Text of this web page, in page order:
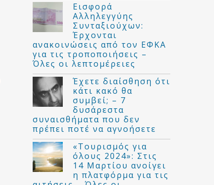
Εισφορά
Αλληλεγγύης
Συνταξιούχων:
Έρχονται
ανακοινώσεις από τον ΕΦΚΑ
για τις τροποποιήσεις –
Όλες οι λεπτομέρειες
Έχετε διαίσθηση ότι
κάτι κακό θα
συμβεί; – 7
δυσάρεστα
συναισθήματα που δεν
πρέπει ποτέ να αγνοήσετε
«Τουρισμός για
όλους 2024»: Στις
14 Μαρτίου ανοίγει
η πλατφόρμα για τις